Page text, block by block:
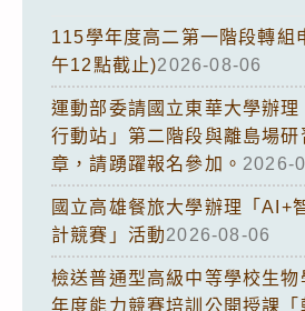
115學年度高二第一階段轉組
午12點截止)2026-08-06
運動部委請國立東華大學辦
行動站」第二階段與離島場研
章，請踴躍報名參加。 2026-
國立高雄餐旅大學辦理「AI+
計競賽」活動2026-08-06
檢送普通型高級中等學校生
年度能力競賽培訓公開授課「